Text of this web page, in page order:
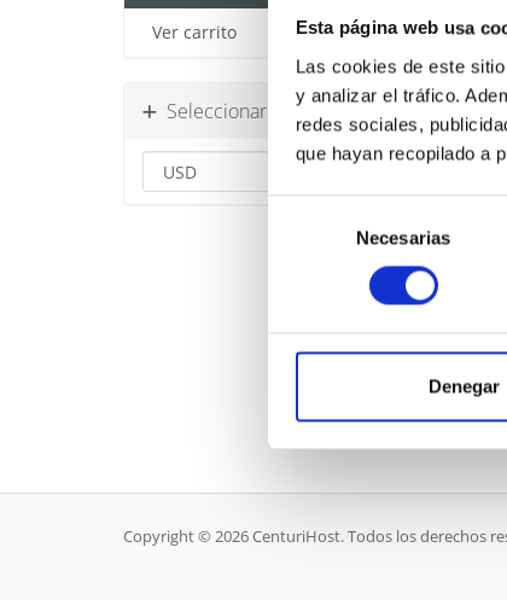
Esta página web usa
Las cookies de este
y analizar el tráfico.
redes sociales,
que hayan recopilado a
consentimiento
Necesarias
Denegar
Ver carrito
Seleccionar divisa
Copyright © 2026 CenturiHost. Todos los derechos